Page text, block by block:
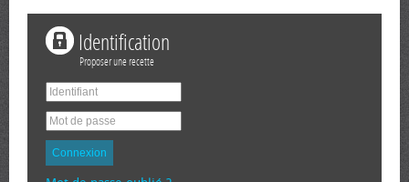
Identification
Proposer une recette
Connexion